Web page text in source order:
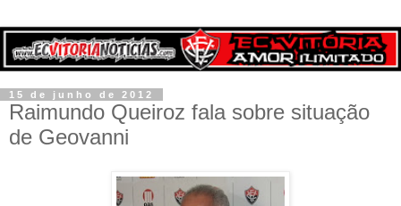
15 de junho de 2012
Raimundo Queiroz fala sobre situação
de Geovanni